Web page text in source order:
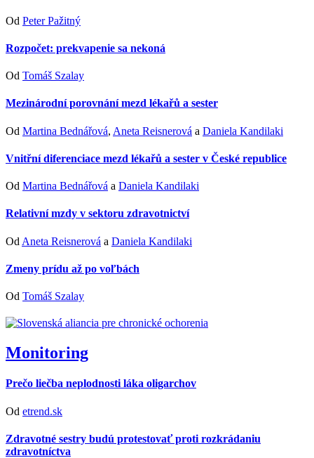
Od Peter Pažitný
Rozpočet: prekvapenie sa nekoná
Od Tomáš Szalay
Mezinárodní porovnání mezd lékařů a sester
Od Martina Bednářová, Aneta Reisnerová a Daniela Kandilaki
Vnitřní diferenciace mezd lékařů a sester v České republice
Od Martina Bednářová a Daniela Kandilaki
Relativní mzdy v sektoru zdravotnictví
Od Aneta Reisnerová a Daniela Kandilaki
Zmeny prídu až po voľbách
Od Tomáš Szalay
Monitoring
Prečo liečba neplodnosti láka oligarchov
Od etrend.sk
Zdravotné sestry budú protestovať proti rozkrádaniu
zdravotníctva